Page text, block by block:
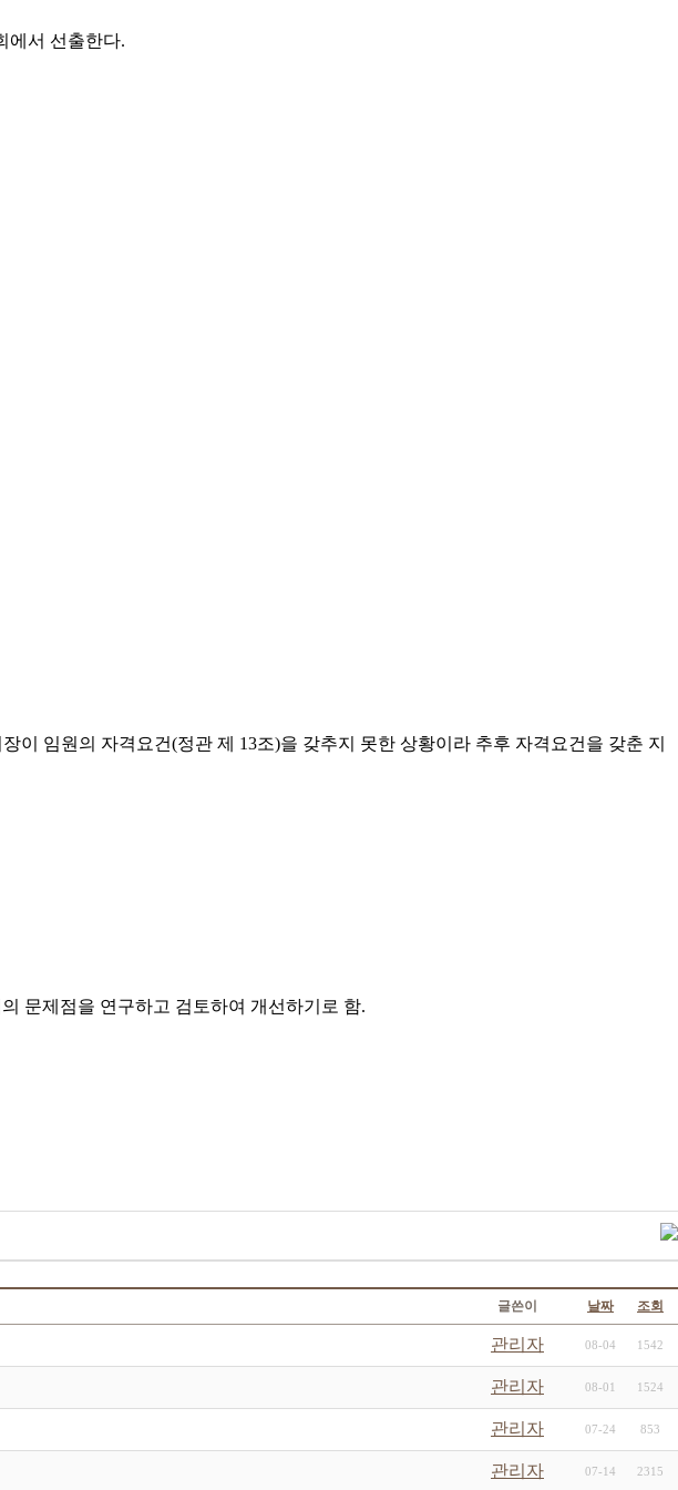
에서 선출한다.
임원의 자격요건(정관 제 13조)을 갖추지 못한 상황이라 추후 자격요건을 갖춘 지
문제점을 연구하고 검토하여 개선하기로 함.
글쓴이 날짜 조회
관리자 08-04 1542
관리자 08-01 1524
관리자 07-24 853
관리자 07-14 2315